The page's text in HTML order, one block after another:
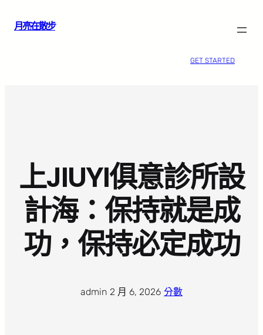
月亮在散步
GET STARTED
上JIUYI俱意診所設
計海：保持就是成
功，保持必定成功
admin 2 月 6, 2026 分數